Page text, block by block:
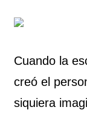
Cuando la
creó el
siquiera